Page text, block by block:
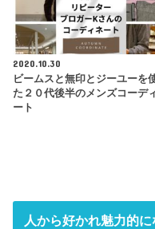
2020.10.30
ビームスと無印とジーユーを
た２０代後半のメンズコーデ
ート
人から好かれ魅力的